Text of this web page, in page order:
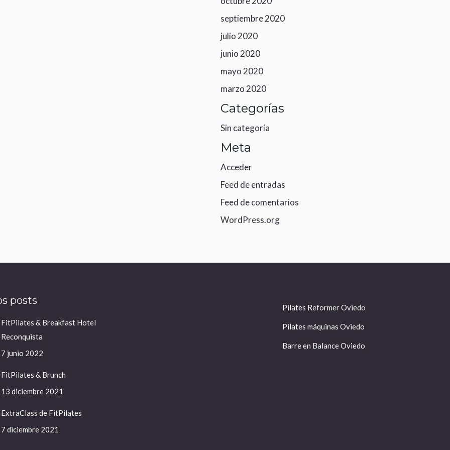
septiembre 2020
julio 2020
junio 2020
mayo 2020
marzo 2020
Categorías
Sin categoría
Meta
Acceder
Feed de entradas
Feed de comentarios
WordPress.org
posts
FitPilates & Breakfast Hotel
Reconquista
7 junio 2022
FitPilates & Brunch
13 diciembre 2021
ExtraClass de FitPilates
7 diciembre 2021
Pilates Reformer Oviedo
Pilates máquinas Oviedo
Barre en Balance Oviedo